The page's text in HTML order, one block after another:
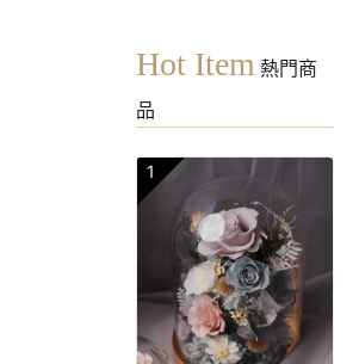
Hot Item 熱門商
品
1